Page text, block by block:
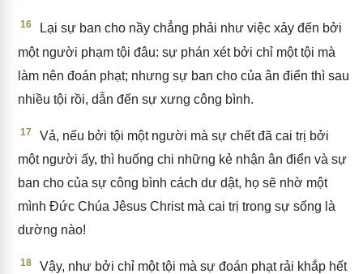
16
Lại sự ban cho nầy chẳng phải như việc xảy đến bởi
một người phạm tội đâu: sự phán xét bởi chỉ một tội mà
làm nên đoán phạt; nhưng sự ban cho của ân điển thì sau
nhiều tội rồi, dẫn đến sự xưng công bình.
17
Vả, nếu bởi tội một người mà sự chết đã cai trị bởi
một người ấy, thì huống chi những kẻ nhận ân điển và sự
ban cho của sự công bình cách dư dật, họ sẽ nhờ một
mình Đức Chúa Jêsus Christ mà cai trị trong sự sống là
dường nào!
18
Vậy, như bởi chỉ một tội mà sự đoán phạt rải khắp hết